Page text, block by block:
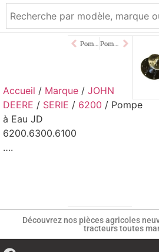
Accueil / Marque / JOHN
DEERE / SERIE / 6200 / Pompe
à Eau JD
6200.6300.6100
….
Découvrez nos pièces agricoles
tracteurs toutes